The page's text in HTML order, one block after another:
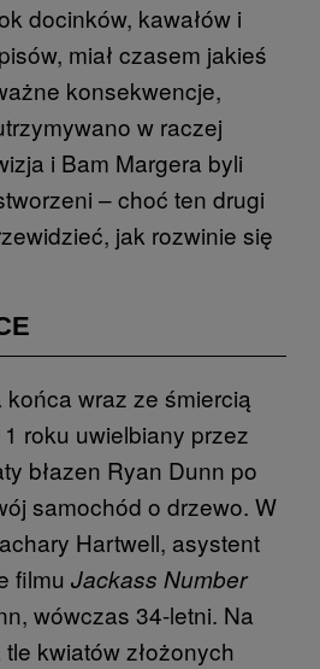
docinków, kawałów i
miał czasem jakieś
konsekwencje,
w raczej
i Bam Margera byli
– choć ten drugi
jak rozwinie się
końca wraz ze śmiercią
roku uwielbiany przez
błazen Ryan Dunn po
samochód o drzewo. W
Hartwell, asystent
filmu Jackass Number
wówczas 34-letni. Na
kwiatów złożonych